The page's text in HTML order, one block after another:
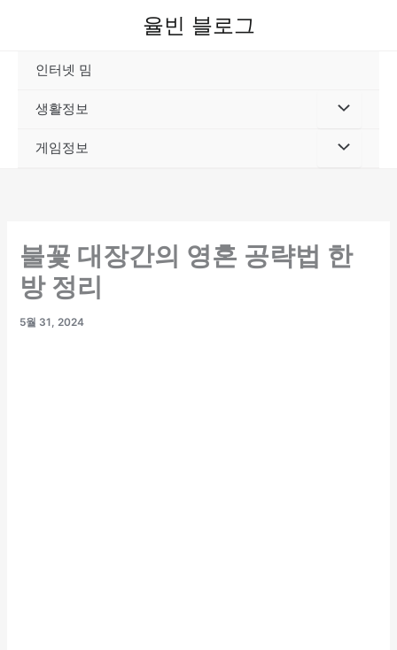
율빈 블로그
인터넷 밈
생활정보
게임정보
불꽃 대장간의 영혼 공략법 한
방 정리
5월 31, 2024